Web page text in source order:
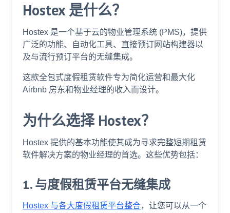
Hostex 是什么？
Hostex 是一个基于云的物业管理系统 (PMS)，提供
广泛的功能、自动化工具、直接预订网站构建器以
及与流行预订平台的无缝集成。
这款全包式度假租赁软件专为简化运营和最大化
Airbnb 房东和物业经理的收入而设计。
为什么选择 Hostex？
Hostex 提供的基本功能使其成为寻求完整短期租赁
软件解决方案的物业经理的首选。这些优势包括：
1. 与度假租赁平台无缝集成
Hostex 与各大度假租赁平台整合，让您可以从一个